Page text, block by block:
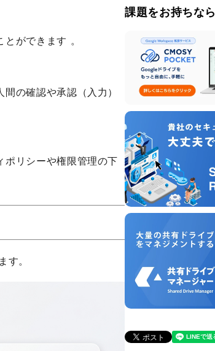
ができます 。
の確認や承認（入力）
ポリシーや権限管理の下
。
課題をお持ちなら